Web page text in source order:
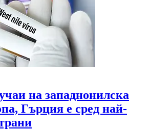
на западнонилска
Гърция е сред най-